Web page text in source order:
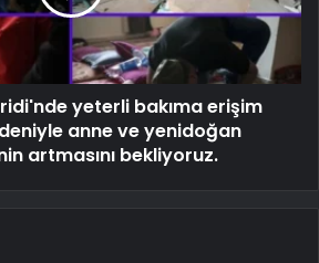
yeterli bakıma erişim
anne ve yenidoğan
artmasını bekliyoruz.